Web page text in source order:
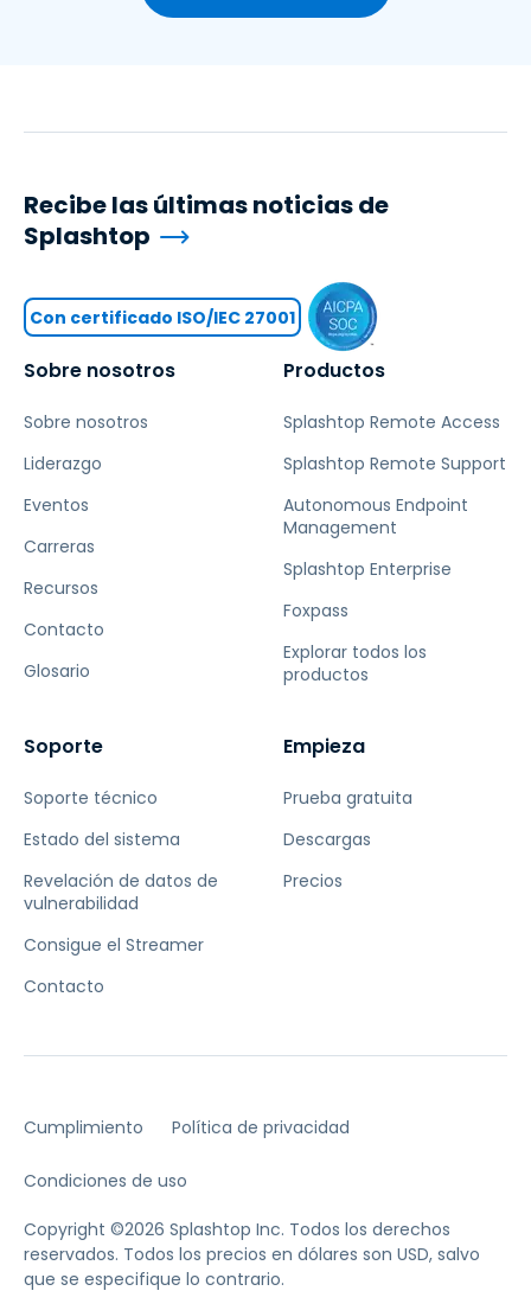
Sobre nosotros
Sobre nosotros
Liderazgo
Eventos
Carreras
Recursos
Contacto
Glosario
Productos
Splashtop Remote Access
Splashtop Remote Support
Autonomous Endpoint
Management
Splashtop Enterprise
Foxpass
Explorar todos los
productos
Soporte
Soporte técnico
Estado del sistema
Revelación de datos de
vulnerabilidad
Consigue el Streamer
Contacto
Empieza
Prueba gratuita
Descargas
Precios
Recibe las últimas noticias de
Splashtop
Con certificado ISO/IEC 27001
Cumplimiento Política de privacidad
Condiciones de uso
Copyright ©2026 Splashtop Inc. Todos los derechos
reservados. Todos los precios en dólares son USD, salvo
que se especifique lo contrario.